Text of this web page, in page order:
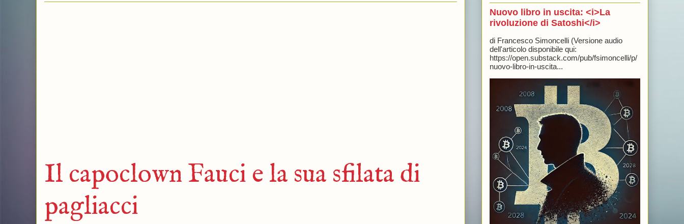
Il capoclown Fauci e la sua sfilata di
pagliacci
Nuovo libro in uscita: <i>La
rivoluzione di Satoshi</i>
di Francesco Simoncelli (Versione audio
dell'articolo disponibile qui:
https://open.substack.com/pub/fsimoncelli/p/
nuovo-libro-in-uscita...